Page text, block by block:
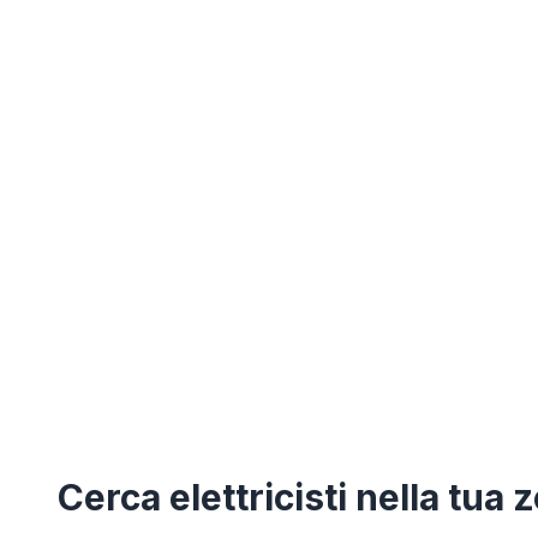
Cerca elettricisti nella tua